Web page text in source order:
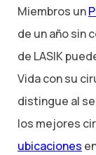
Miembros un
de un año sin
de LASIK
Vida con su
distingue al
los mejores
ubicaciones